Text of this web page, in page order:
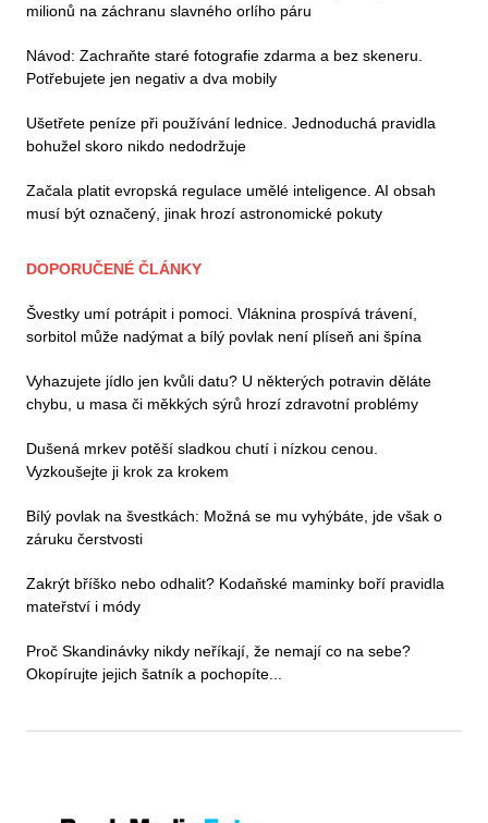
milionů na záchranu slavného orlího páru
Návod: Zachraňte staré fotografie zdarma a bez skeneru.
Potřebujete jen negativ a dva mobily
Ušetřete peníze při používání lednice. Jednoduchá pravidla
bohužel skoro nikdo nedodržuje
Začala platit evropská regulace umělé inteligence. AI obsah
musí být označený, jinak hrozí astronomické pokuty
DOPORUČENÉ ČLÁNKY
Švestky umí potrápit i pomoci. Vláknina prospívá trávení,
sorbitol může nadýmat a bílý povlak není plíseň ani špína
Vyhazujete jídlo jen kvůli datu? U některých potravin děláte
chybu, u masa či měkkých sýrů hrozí zdravotní problémy
Dušená mrkev potěší sladkou chutí i nízkou cenou.
Vyzkoušejte ji krok za krokem
Bílý povlak na švestkách: Možná se mu vyhýbáte, jde však o
záruku čerstvosti
Zakrýt bříško nebo odhalit? Kodaňské maminky boří pravidla
mateřství i módy
Proč Skandinávky nikdy neříkají, že nemají co na sebe?
Okopírujte jejich šatník a pochopíte...